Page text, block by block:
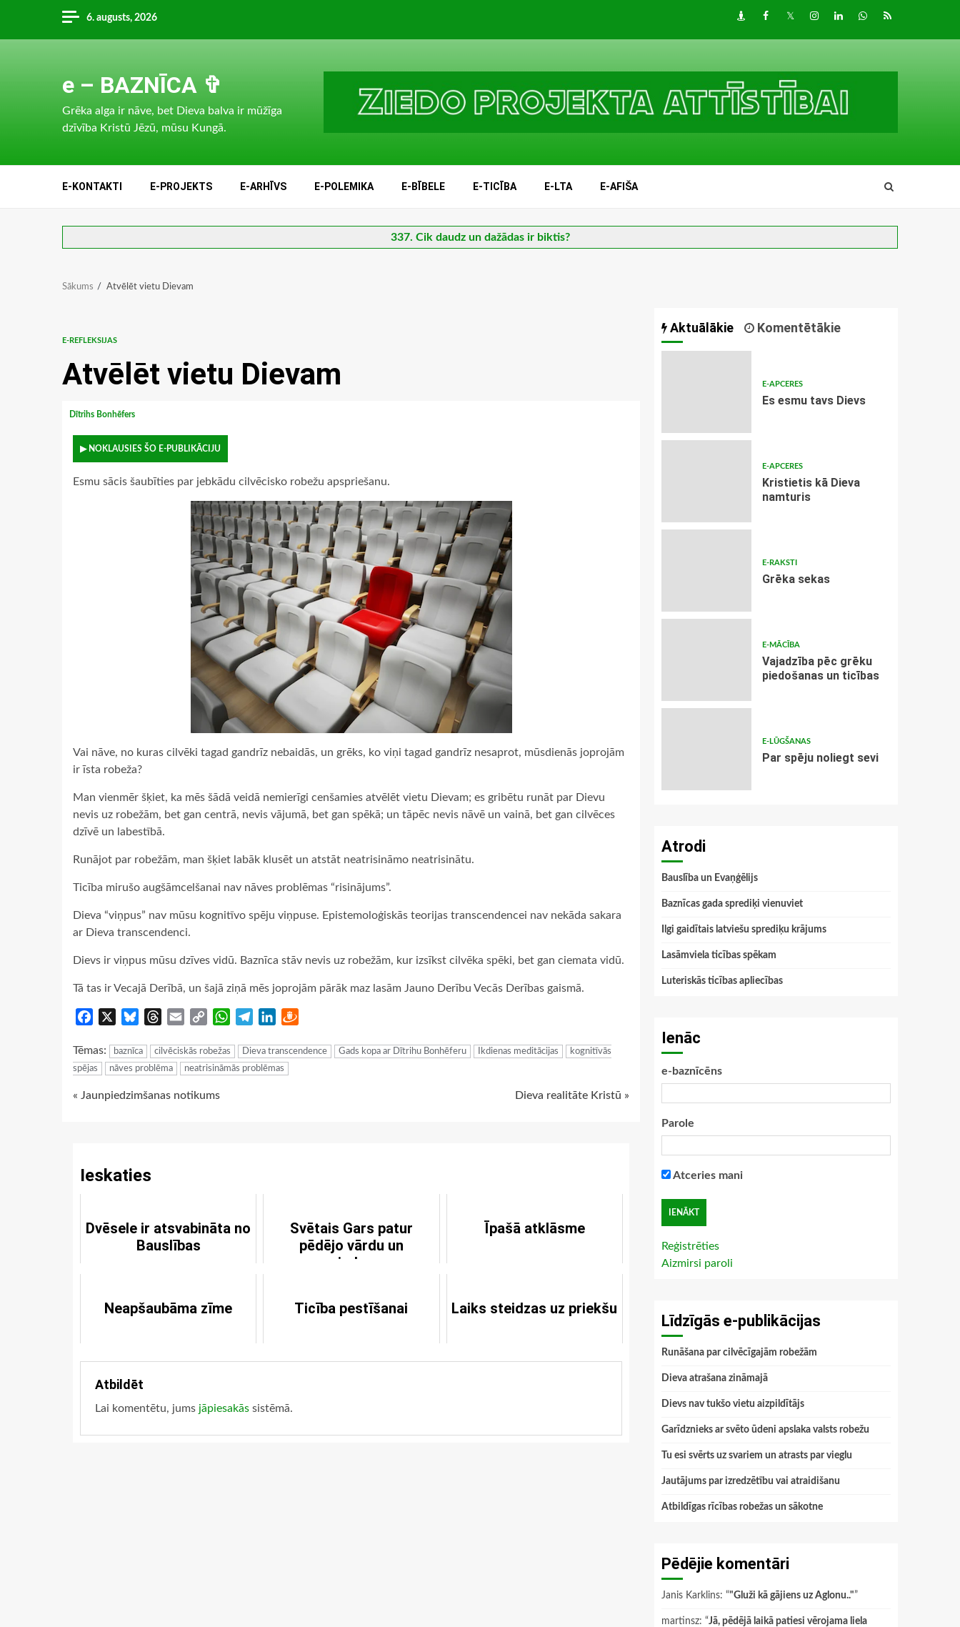
content
6. augusts, 2026 DraugiemFacebook
TwitterInstagram
LinkedInwhatsapp
RSS
e – BAZNĪCA ✞
Grēka alga ir nāve, bet Dieva balva ir mūžīga
dzīvība Kristū Jēzū, mūsu Kungā.
E-KONTAKTI E-PROJEKTS E-ARHĪVS E-POLEMIKA E-BĪBELE E-TICĪBA E-LTA E-AFIŠA
337. Cik daudz un dažādas ir biktis?
Sākums Atvēlēt vietu Dievam
E-REFLEKSIJAS
Atvēlēt vietu Dievam
Dītrihs Bonhēfers
▶ NOKLAUSIES ŠO E-PUBLIKĀCIJU
Esmu sācis šaubīties par jebkādu cilvēcisko robežu apspriešanu.
Vai nāve, no kuras cilvēki tagad gandrīz nebaidās, un grēks, ko viņi tagad gandrīz nesaprot, mūsdienās joprojām
ir īsta robeža?
Man vienmēr šķiet, ka mēs šādā veidā nemierīgi cenšamies atvēlēt vietu Dievam; es gribētu runāt par Dievu
nevis uz robežām, bet gan centrā, nevis vājumā, bet gan spēkā; un tāpēc nevis nāvē un vainā, bet gan cilvēces
dzīvē un labestībā.
Runājot par robežām, man šķiet labāk klusēt un atstāt neatrisināmo neatrisinātu.
Ticība mirušo augšāmcelšanai nav nāves problēmas “risinājums”.
Dieva “viņpus” nav mūsu kognitīvo spēju viņpuse. Epistemoloģiskās teorijas transcendencei nav nekāda sakara
ar Dieva transcendenci.
Dievs ir viņpus mūsu dzīves vidū. Baznīca stāv nevis uz robežām, kur izsīkst cilvēka spēki, bet gan ciemata vidū.
Tā tas ir Vecajā Derībā, un šajā ziņā mēs joprojām pārāk maz lasām Jauno Derību Vecās Derības gaismā.
Facebook BlueskyThreads
Email
Copy
WhatsApp
TelegramLinkedIn
Tēmas: baznīca cilvēciskās robežas Dieva transcendence Gads kopa ar Dītrihu Bonhēferu Ikdienas meditācijas
kognitīvās
spējas
nāves problēma neatrisināmās problēmas
Continue
« Jaunpiedzimšanas notikums Dieva realitāte Kristū »
Ieskaties
Dvēsele ir atsvabināta no
Bauslības
Svētais Gars patur
pēdējo vārdu un
spriedumu
Īpašā atklāsme
Neapšaubāma zīme Ticība pestīšanai Laiks steidzas uz priekšu
Atbildēt
Lai komentētu, jums jāpiesakās sistēmā.
Aktuālākie Komentētākie
E-APCERES
Es esmu tavs Dievs
E-APCERES
Kristietis kā Dieva
namturis
E-RAKSTI
Grēka sekas
E-MĀCĪBA
Vajadzība pēc grēku
piedošanas un ticības
E-LŪGŠANAS
Par spēju noliegt sevi
Atrodi
Bauslība un Evaņģēlijs
Baznīcas gada sprediķi vienuviet
Ilgi gaidītais latviešu sprediķu krājums
Lasāmviela ticības spēkam
Luteriskās ticības apliecības
Ienāc
e-baznīcēns
Parole
Atceries mani
Reģistrēties
Aizmirsi paroli
Līdzīgās e-publikācijas
Runāšana par cilvēcīgajām robežām
Dieva atrašana zināmajā
Dievs nav tukšo vietu aizpildītājs
Garīdznieks ar svēto ūdeni apslaka valsts robežu
Tu esi svērts uz svariem un atrasts par vieglu
Jautājums par izredzētību vai atraidišanu
Atbildīgas rīcības robežas un sākotne
Pēdējie komentāri
Janis Karklins: “"Gluži kā gājiens uz Aglonu.."”
martinsz: “Jā, pēdējā laikā patiesi vērojama liela